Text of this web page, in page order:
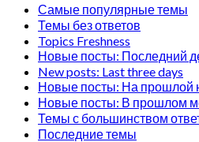
Самые популярные темы
Темы без ответов
Topics Freshness
Новые посты: Последний
New posts: Last three days
Новые посты: На прошлой
Новые посты: В прошлом
Темы с большинством
Последние темы